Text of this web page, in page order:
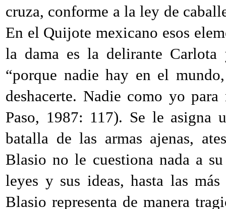
cruza, conforme a la ley de
En el Quijote mexicano esos
la dama es la delirante
“porque nadie hay en el
deshacerte. Nadie como yo
Paso, 1987: 117). Se le asigna
batalla de las armas ajenas,
Blasio no le cuestiona nada a
leyes y sus ideas, hasta las
Blasio representa de manera